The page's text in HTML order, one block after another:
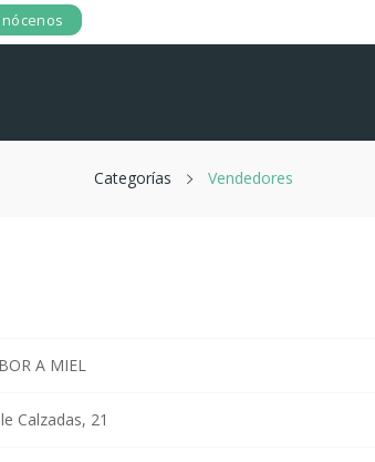
Categorías Vendedores
A MIEL
Calzadas, 21